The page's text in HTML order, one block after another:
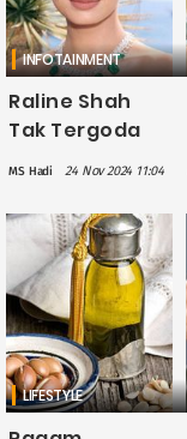
INFOTAINMENT
Raline Shah
Tak Tergoda
Trend Oplas di
Ini Alasannya
MS Hadi 24 Nov 2024 11:04
LIFESTYLE